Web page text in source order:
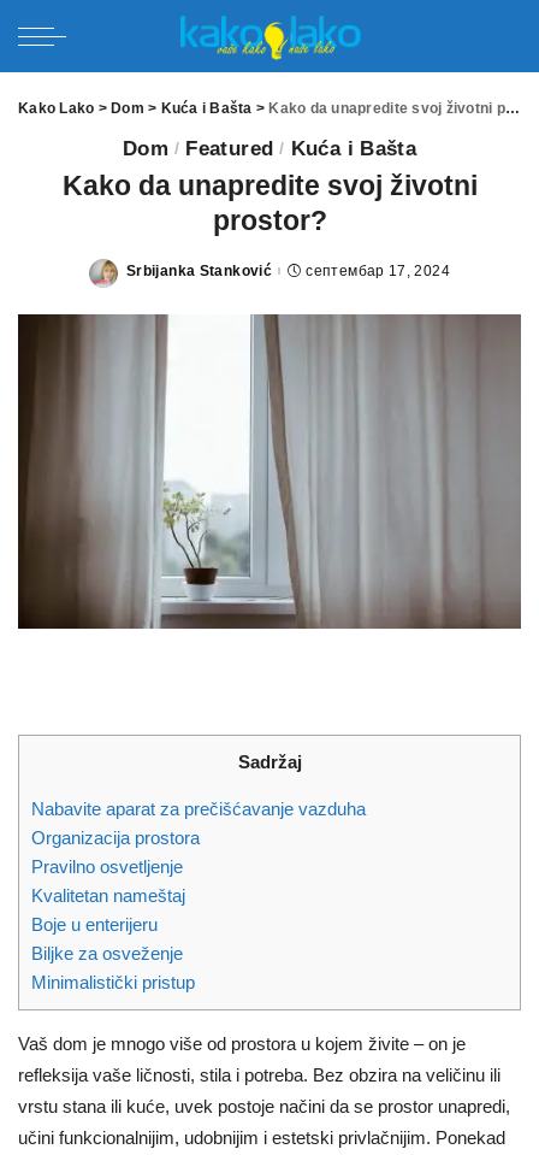
Kako Lako > Dom > Kuća i Bašta > Kako da unapredite svoj životni prostor?
Dom Featured Kuća i Bašta
Kako da unapredite svoj životni
prostor?
Posted
Srbijanka Stanković септембар 17, 2024
Sadržaj
Nabavite aparat za prečišćavanje vazduha
Organizacija prostora
Pravilno osvetljenje
Kvalitetan nameštaj
Boje u enterijeru
Biljke za osveženje
Minimalistički pristup
Vaš dom je mnogo više od prostora u kojem živite – on je
refleksija vaše ličnosti, stila i potreba. Bez obzira na veličinu ili
vrstu stana ili kuće, uvek postoje načini da se prostor unapredi,
učini funkcionalnijim, udobnijim i estetski privlačnijim. Ponekad